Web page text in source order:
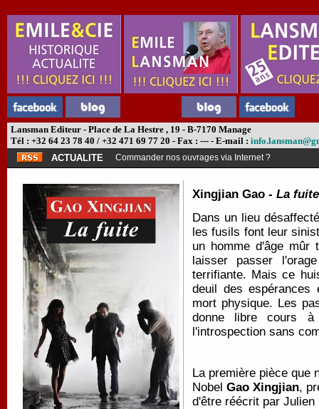
Lansman Editeur - Place de La Hestre , 19 - B-7170 Manage
Tél : +32 64 23 78 40 / +32 471 69 77 20 - Fax : --- - E-mail :
ACTUALITE
Commander nos ouvrages via Internet ?
Xingjian Gao - La fuite
Dans un lieu
les fusils font leur
un homme d'âge mûr
laisser passer
terrifiante. Mais ce
deuil des
mort physique. Les
donne libre cours
l'introspection sans
La première pièce que
Nobel Gao Xingjian,
d'être réécrit par